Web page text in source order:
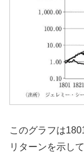
このグラフは
リターンを示し